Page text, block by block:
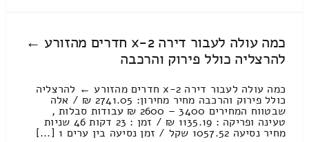
כמה עולה לעבור דירה 2-x חדרים מהזורע ←
להרצליה כולל פירוק והרכבה
כמה עולה לעבור דירה 2-x חדרים מהזורע ← להרצליה
כולל פירוק והרכבה מחיר מחירון: 2741.05 ₪ / אלה
שבטווח המחירים 3400 – 2600 ₪ עבודות סבלות ,
טעינה ופריקה : 1135.19 ₪ / זמן : 23 דקות 46 שניות
מחיר נסיעה 1057.52 שקל / זמן נסיעה בין ערים 1 [...]